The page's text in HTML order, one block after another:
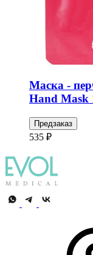
Маска -
Hand Mask
Предзаказ
535 ₽